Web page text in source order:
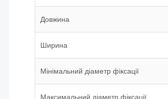
Довжина
Ширина
Мінімальний діаметр фіксації
Максимальний діаметр фіксації